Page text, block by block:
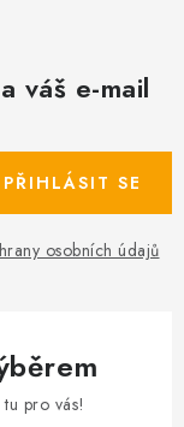
váš e-mail
osobních údajů
PŘIHLÁSIT SE
pro vás!